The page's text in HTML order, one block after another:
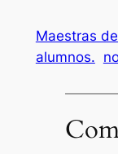
Maestras
alumnos.